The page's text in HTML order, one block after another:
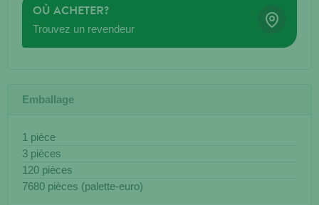
OÙ ACHETER?
Trouvez un revendeur
Emballage
1 pièce
3 pièces
120 pièces
7680 pièces (palette-euro)